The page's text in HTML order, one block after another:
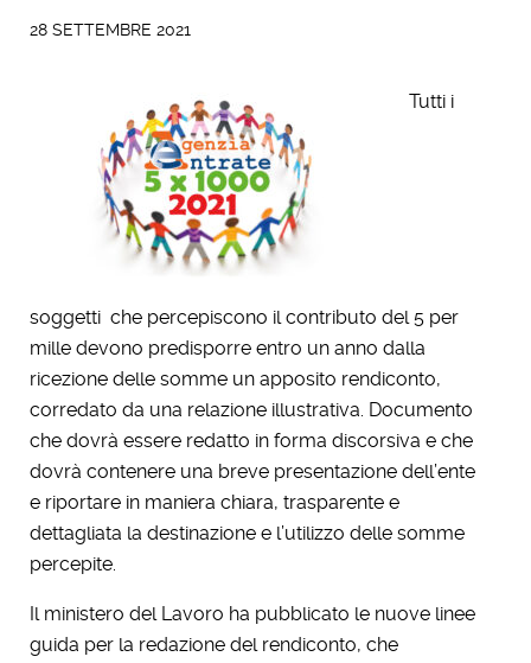
28 SETTEMBRE 2021
Tutti i
soggetti che percepiscono il contributo del 5 per
mille devono predisporre entro un anno dalla
ricezione delle somme un apposito rendiconto,
corredato da una relazione illustrativa. Documento
che dovrà essere redatto in forma discorsiva e che
dovrà contenere una breve presentazione dell’ente
e riportare in maniera chiara, trasparente e
dettagliata la destinazione e l’utilizzo delle somme
percepite.
Il ministero del Lavoro ha pubblicato le nuove linee
guida per la redazione del rendiconto, che